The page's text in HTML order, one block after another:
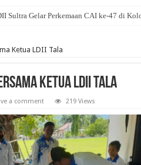
Sultra Gelar Perkemaan CAI ke-47 di
Ketua LDII Tala
Ketua LDII Tala
a comment 219 Views